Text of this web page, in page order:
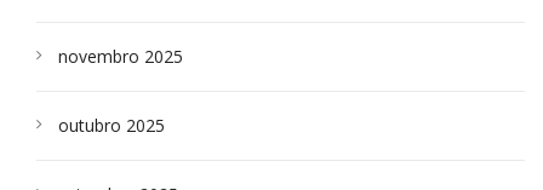
novembro 2025
outubro 2025